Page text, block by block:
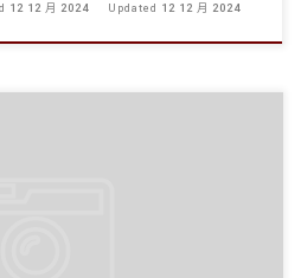
12 12 月 2024 Updated 12 12 月 2024